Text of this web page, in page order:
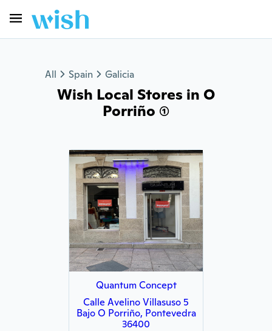
All Spain Galicia
Wish Local Stores in O
Porriño (1)
Quantum Concept
Calle Avelino Villasuso 5
Bajo O Porriño, Pontevedra
36400